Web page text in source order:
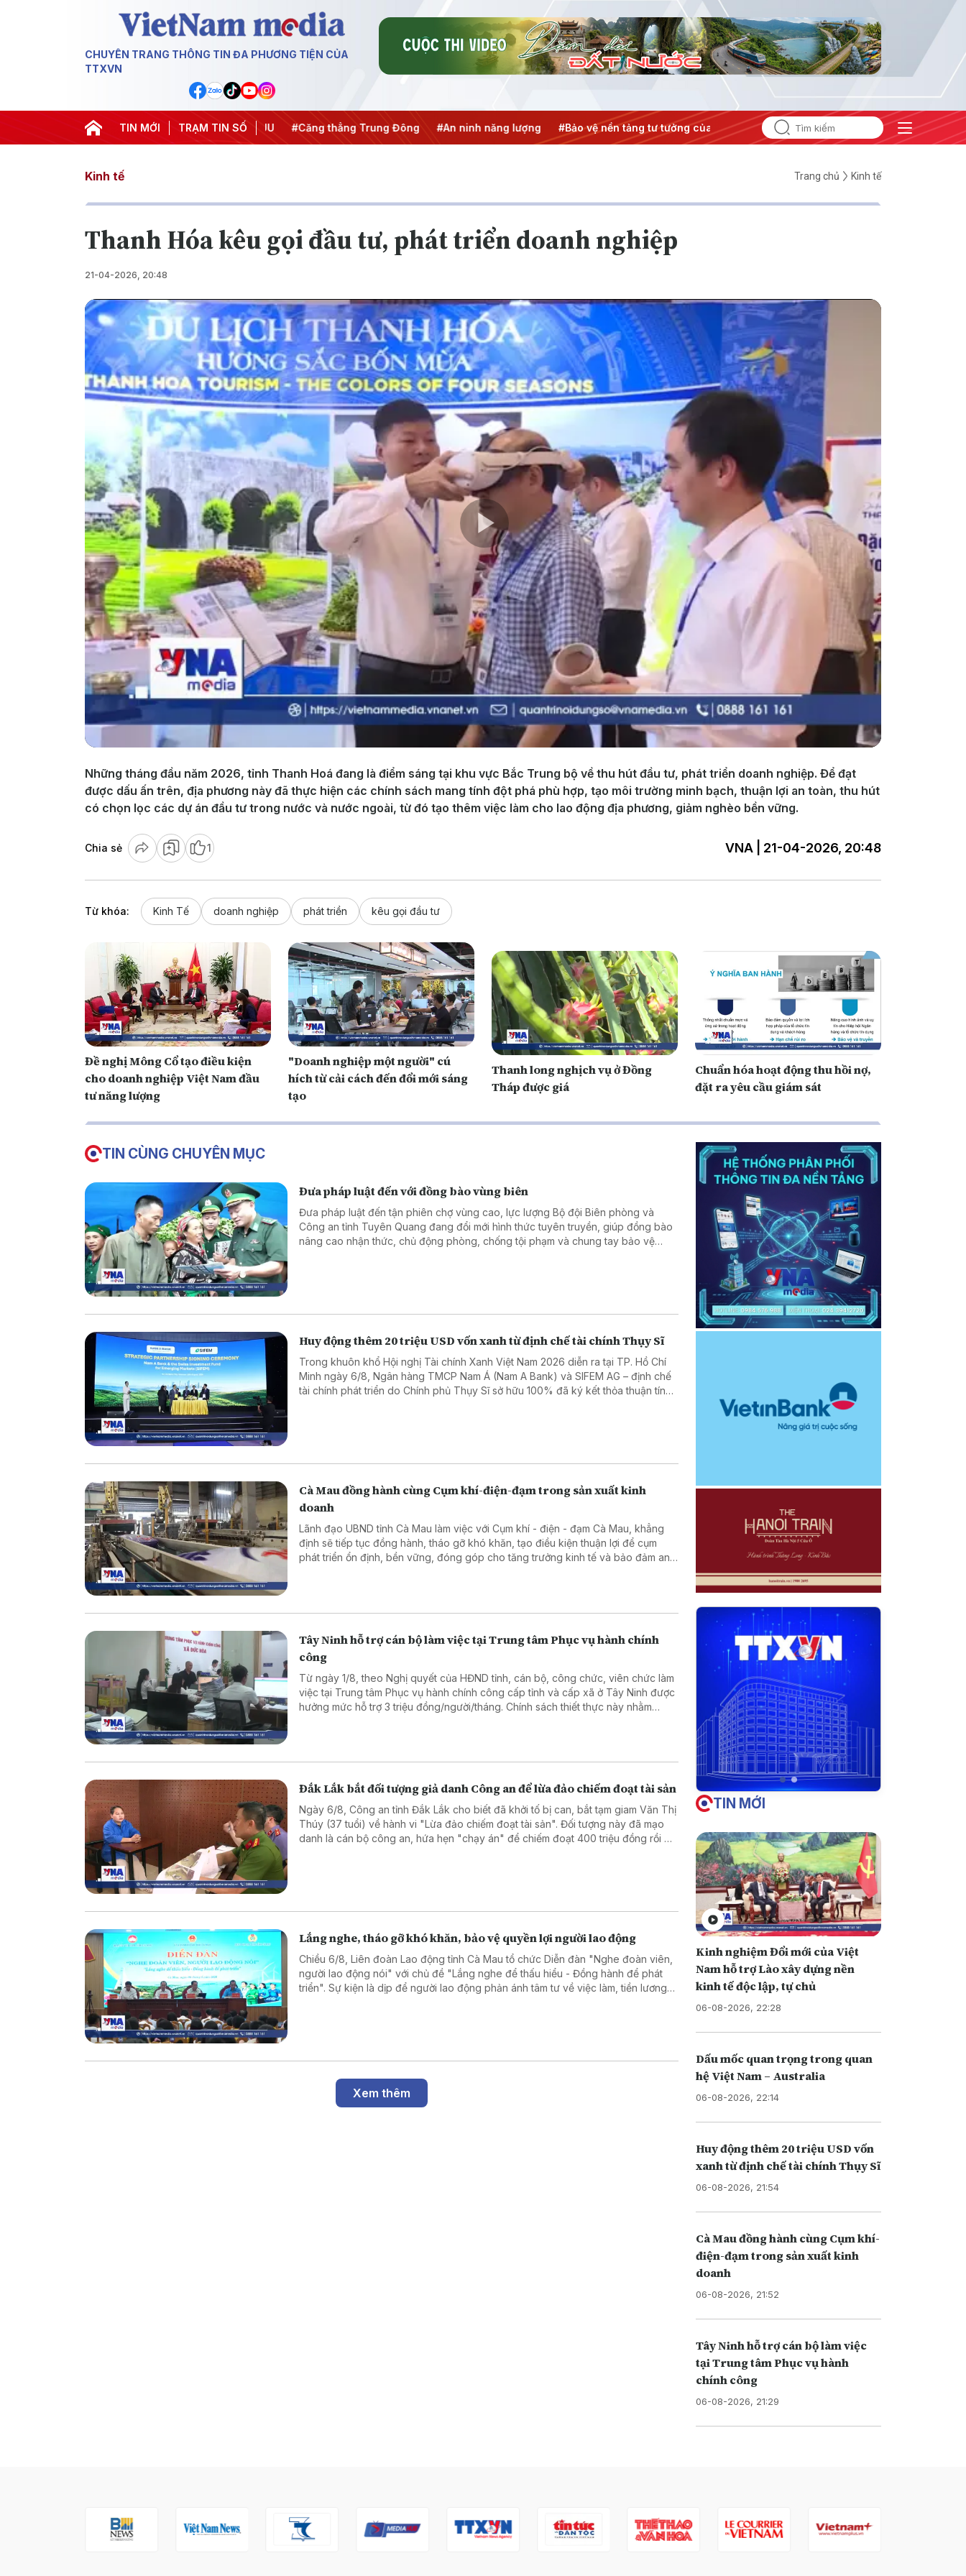
CHUYÊN TRANG THÔNG TIN ĐA PHƯƠNG TIỆN CỦA
TTXVN
TIN MỚI TRẠM TIN SỐ
dịch 500 ngày đêm #Chống khai thác IUU #Căng thẳng Trung Đông #An ninh năng lượng #Bảo vệ nền tảng tư tưởng của Đảng #Hội nghị Trung ương 3
Kinh tế Trang chủ Kinh tế
Thanh Hóa kêu gọi đầu tư, phát triển doanh nghiệp
21-04-2026, 20:48
Play
Video
Những tháng đầu năm 2026, tỉnh Thanh Hoá đang là điểm sáng tại khu vực Bắc Trung bộ về thu hút đầu tư, phát triển doanh nghiệp. Để đạt
được dấu ấn trên, địa phương này đã thực hiện các chính sách mang tính đột phá phù hợp, tạo môi trường minh bạch, thuận lợi an toàn, thu hút
có chọn lọc các dự án đầu tư trong nước và nước ngoài, từ đó tạo thêm việc làm cho lao động địa phương, giảm nghèo bền vững.
Chia sẻ 1 VNA | 21-04-2026, 20:48
Từ khóa: Kinh Tế doanh nghiệp phát triền kêu gọi đầu tư
Đề nghị Mông Cổ tạo điều kiện
cho doanh nghiệp Việt Nam đầu
tư năng lượng
"Doanh nghiệp một người" cú
hích từ cải cách đến đổi mới sáng
tạo
Thanh long nghịch vụ ở Đồng
Tháp được giá
Chuẩn hóa hoạt động thu hồi nợ,
đặt ra yêu cầu giám sát
TIN CÙNG CHUYÊN MỤC
Đưa pháp luật đến với đồng bào vùng biên
Đưa pháp luật đến tận phiên chợ vùng cao, lực lượng Bộ đội Biên phòng và
Công an tỉnh Tuyên Quang đang đổi mới hình thức tuyên truyền, giúp đồng bào
nâng cao nhận thức, chủ động phòng, chống tội phạm và chung tay bảo vệ
Huy động thêm 20 triệu USD vốn xanh từ định chế tài chính Thụy Sĩ
Trong khuôn khổ Hội nghị Tài chính Xanh Việt Nam 2026 diễn ra tại TP. Hồ Chí
Minh ngày 6/8, Ngân hàng TMCP Nam Á (Nam A Bank) và SIFEM AG – định chế
tài chính phát triển do Chính phủ Thụy Sĩ sở hữu 100% đã ký kết thỏa thuận tín
Cà Mau đồng hành cùng Cụm khí-điện-đạm trong sản xuất kinh
doanh
Lãnh đạo UBND tỉnh Cà Mau làm việc với Cụm khí - điện - đạm Cà Mau, khẳng
định sẽ tiếp tục đồng hành, tháo gỡ khó khăn, tạo điều kiện thuận lợi để cụm
phát triển ổn định, bền vững, đóng góp cho tăng trưởng kinh tế và bảo đảm an
Tây Ninh hỗ trợ cán bộ làm việc tại Trung tâm Phục vụ hành chính
công
Từ ngày 1/8, theo Nghị quyết của HĐND tỉnh, cán bộ, công chức, viên chức làm
việc tại Trung tâm Phục vụ hành chính công cấp tỉnh và cấp xã ở Tây Ninh được
hưởng mức hỗ trợ 3 triệu đồng/người/tháng. Chính sách thiết thực này nhằm
Đắk Lắk bắt đối tượng giả danh Công an để lừa đảo chiếm đoạt tài sản
Ngày 6/8, Công an tỉnh Đắk Lắk cho biết đã khởi tố bị can, bắt tạm giam Văn Thị
Thúy (37 tuổi) về hành vi "Lừa đảo chiếm đoạt tài sản". Đối tượng này đã mạo
danh là cán bộ công an, hứa hẹn "chạy án" để chiếm đoạt 400 triệu đồng rồi bỏ
Lắng nghe, tháo gỡ khó khăn, bảo vệ quyền lợi người lao động
Chiều 6/8, Liên đoàn Lao động tỉnh Cà Mau tổ chức Diễn đàn "Nghe đoàn viên,
người lao động nói" với chủ đề "Lắng nghe để thấu hiểu - Đồng hành để phát
triển". Sự kiện là dịp để người lao động phản ánh tâm tư về việc làm, tiền lương
Xem thêm
TIN MỚI
Kinh nghiệm Đổi mới của Việt
Nam hỗ trợ Lào xây dựng nền
kinh tế độc lập, tự chủ
06-08-2026, 22:28
Dấu mốc quan trọng trong quan
hệ Việt Nam – Australia
06-08-2026, 22:14
Huy động thêm 20 triệu USD vốn
xanh từ định chế tài chính Thụy Sĩ
06-08-2026, 21:54
Cà Mau đồng hành cùng Cụm khí-
điện-đạm trong sản xuất kinh
doanh
06-08-2026, 21:52
Tây Ninh hỗ trợ cán bộ làm việc
tại Trung tâm Phục vụ hành
chính công
06-08-2026, 21:29